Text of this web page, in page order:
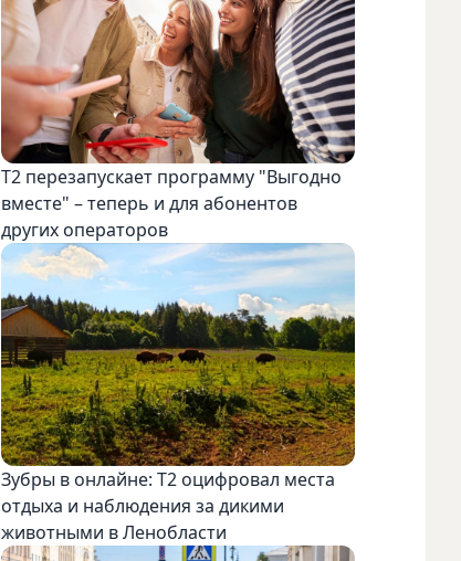
Т2 перезапускает программу "Выгодно
вместе" – теперь и для абонентов
других операторов
Зубры в онлайне: Т2 оцифровал места
отдыха и наблюдения за дикими
животными в Ленобласти